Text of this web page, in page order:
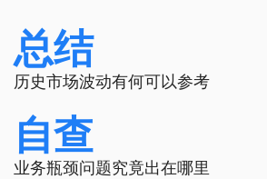
总结
历史市场波动有何可以参考
自查
业务瓶颈问题究竟出在哪里